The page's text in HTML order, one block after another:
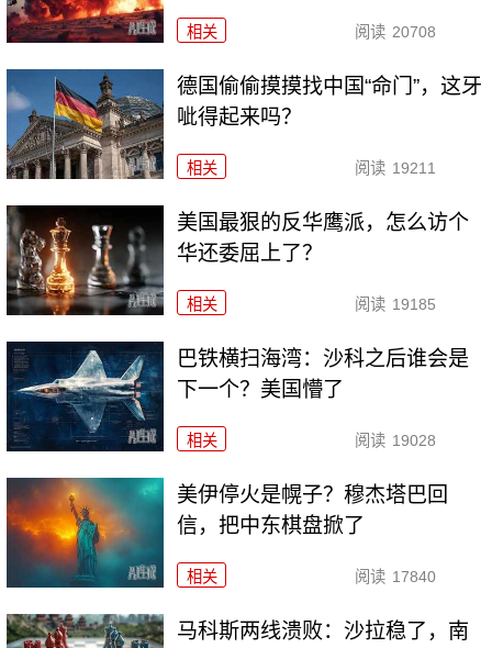
相关 阅读 20708
德国偷偷摸摸找中国“命门”，这牙
呲得起来吗？
相关 阅读 19211
美国最狠的反华鹰派，怎么访个
华还委屈上了？
相关 阅读 19185
巴铁横扫海湾：沙科之后谁会是
下一个？美国懵了
相关 阅读 19028
美伊停火是幌子？穆杰塔巴回
信，把中东棋盘掀了
相关 阅读 17840
马科斯两线溃败：沙拉稳了，南